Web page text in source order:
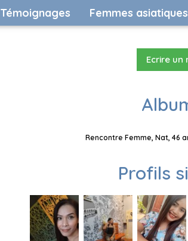
Témoignages Femmes asiatiques
Ecrire un
Rencontre Femme, Nat, 46
Profils